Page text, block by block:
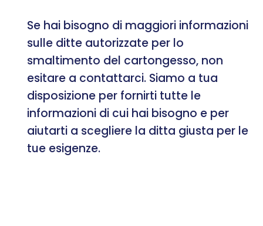
Se hai bisogno di maggiori informazioni
sulle ditte autorizzate per lo
smaltimento del cartongesso, non
esitare a contattarci. Siamo a tua
disposizione per fornirti tutte le
informazioni di cui hai bisogno e per
aiutarti a scegliere la ditta giusta per le
tue esigenze.